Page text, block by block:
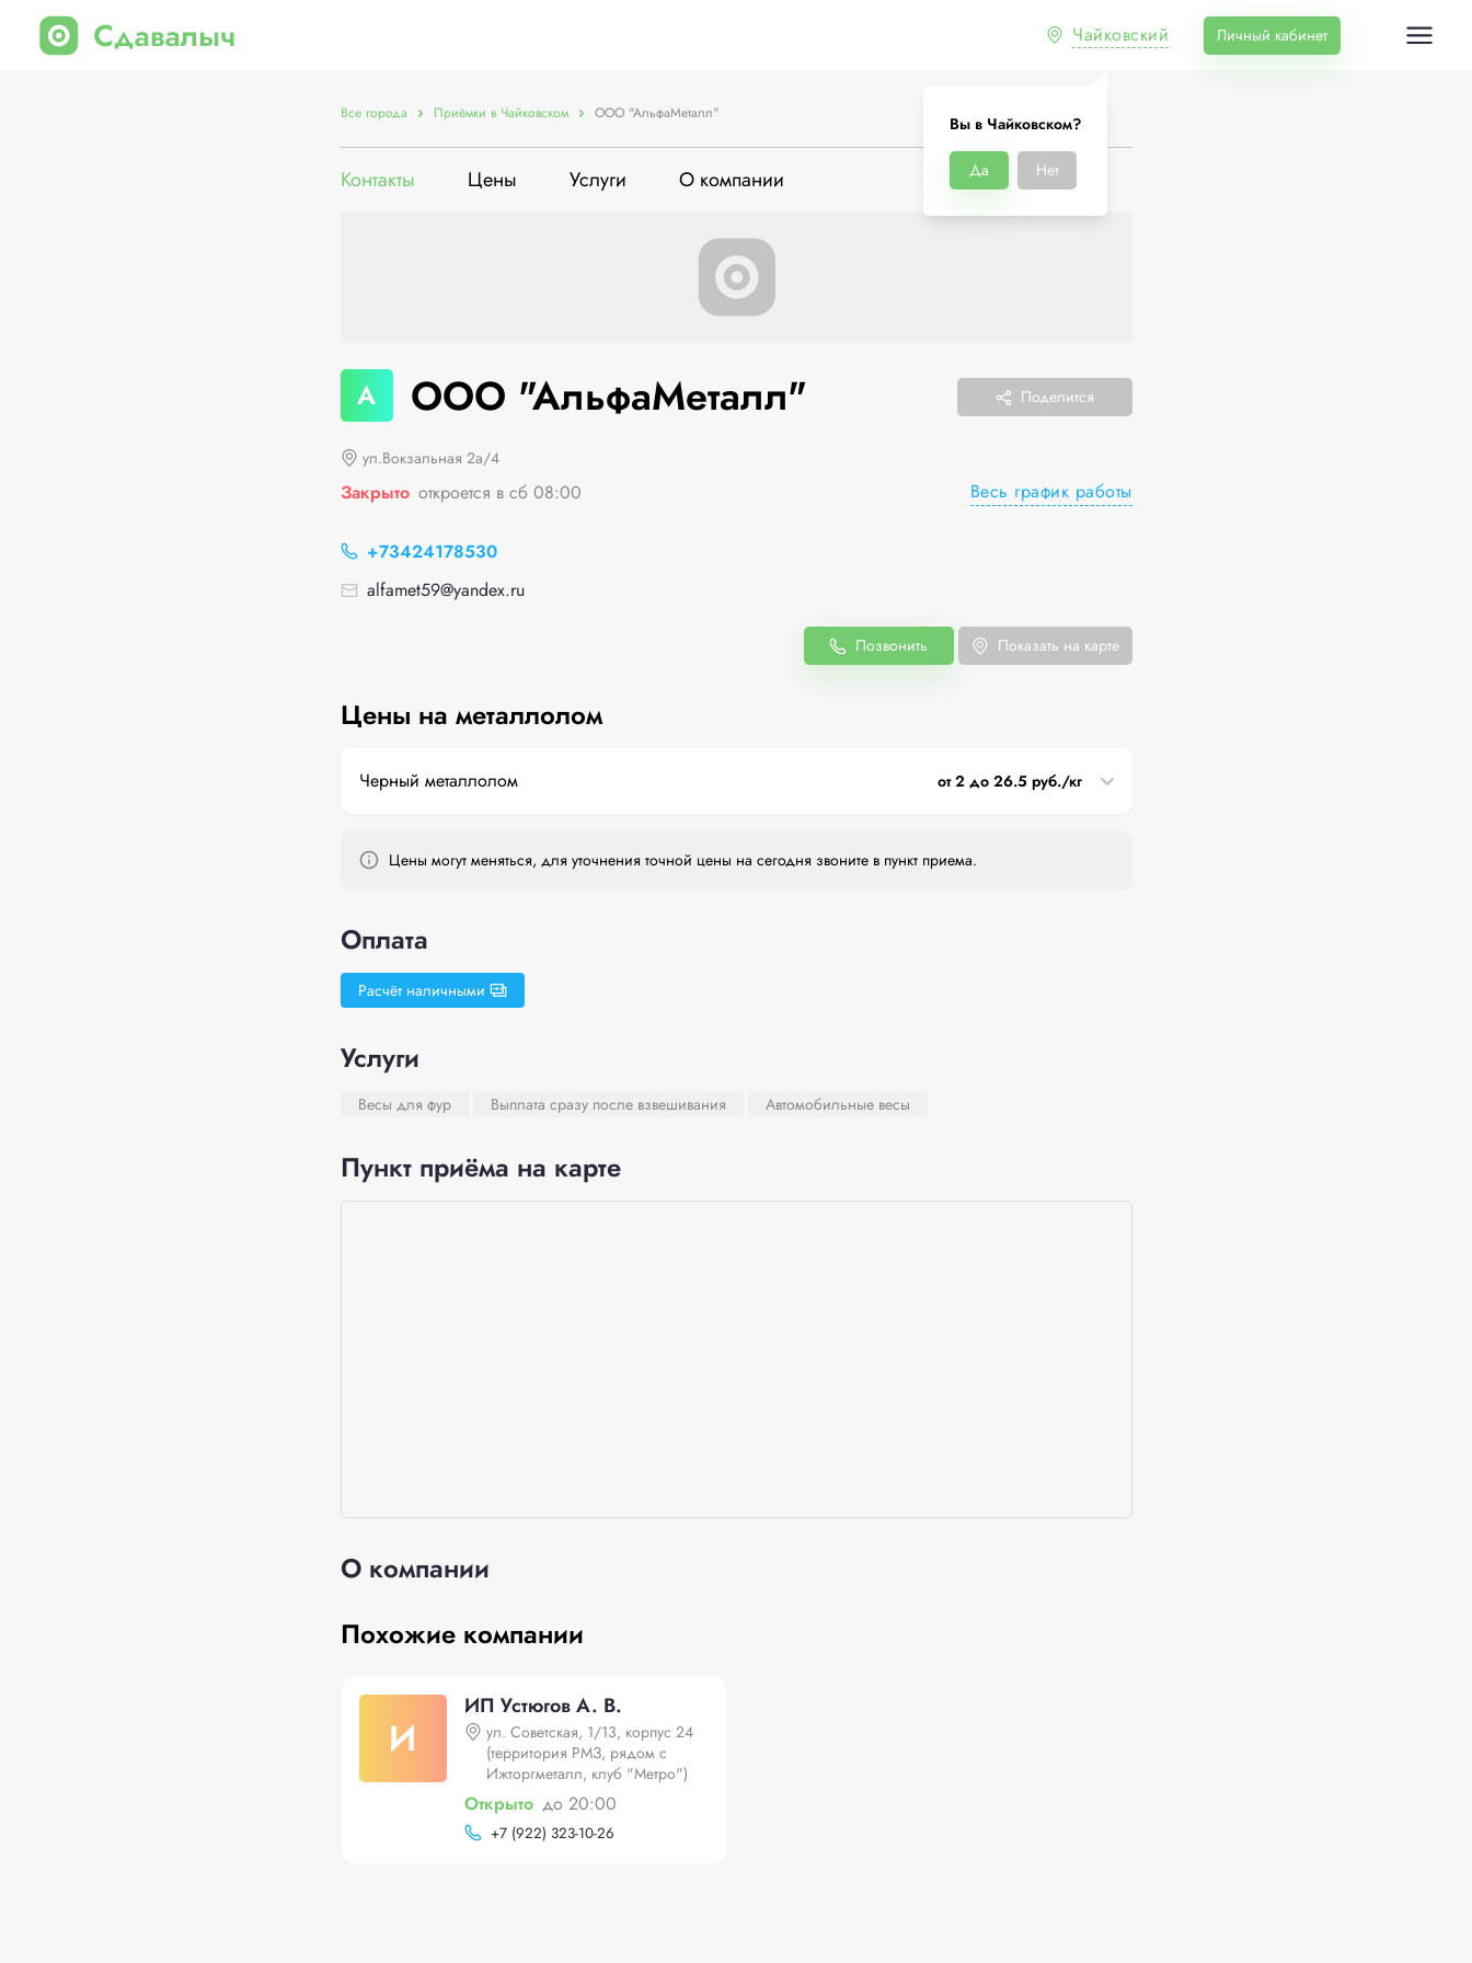
Чайковский
Вы в Чайковском?
Да Нет
Личный кабинет
Все города Приёмки в Чайковском ООО "АльфаМеталл"
Контакты Цены Услуги О компании
А ООО "АльфаМеталл" Поделится
ул.Вокзальная 2а/4
Закрыто откроется в сб 08:00 Весь график работы
+73424178530
alfamet59@yandex.ru
Позвонить Показать на карте
Цены на металлолом
Черный металлолом от 2 до 26.5 руб./кг
Цены могут меняться, для уточнения точной цены на сегодня звоните в пункт приема.
Оплата
Расчёт наличными
Услуги
Весы для фур Выплата сразу после взвешивания Автомобильные весы
Пункт приёма на карте
О компании
Похожие компании
И
ИП Устюгов А. В.
ул. Советская, 1/13, корпус 24
(территория РМЗ, рядом с
Ижторгметалл, клуб "Метро")
Открыто до 20:00
+7 (922) 323-10-26